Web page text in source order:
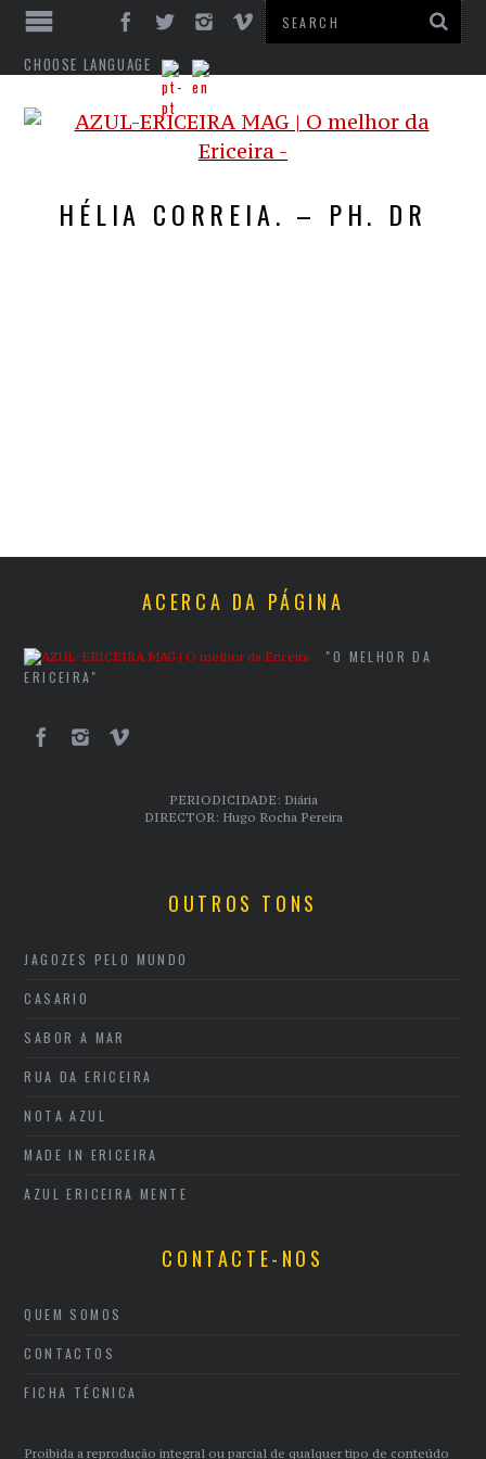
CHOOSE LANGUAGE
HÉLIA CORREIA. – PH. DR
ACERCA DA PÁGINA
"O MELHOR DA
ERICEIRA"
PERIODICIDADE: Diária
DIRECTOR: Hugo Rocha Pereira
OUTROS TONS
JAGOZES PELO MUNDO
CASARIO
SABOR A MAR
RUA DA ERICEIRA
NOTA AZUL
MADE IN ERICEIRA
AZUL ERICEIRA MENTE
CONTACTE-NOS
QUEM SOMOS
CONTACTOS
FICHA TÉCNICA
Proibida a reprodução integral ou parcial de qualquer tipo de conteúdo